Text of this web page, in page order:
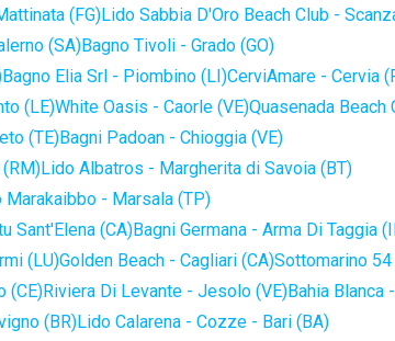
(FG)Lido Sabbia D'Oro Beach Club -
(SA)Bagno Tivoli - Grado (GO)
Bagno Elia Srl - Piombino (LI)CerviAmare - Cervia
(LE)White Oasis - Caorle (VE)Quasenada Beach
(TE)Bagni Padoan - Chioggia (VE)
Lido Albatros - Margherita di Savoia (BT)
Marakaibbo - Marsala (TP)
Sant'Elena (CA)Bagni Germana - Arma Di Taggia
(LU)Golden Beach - Cagliari (CA)Sottomarino 54
(CE)Riviera Di Levante - Jesolo (VE)Bahia Blanca
(BR)Lido Calarena - Cozze - Bari (BA)